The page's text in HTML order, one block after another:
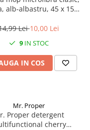
alb-albastru, 45 x 15
Lei10,00 Lei
9IN STOC
IN COS
Mr. Proper
Proper detergent
cherry